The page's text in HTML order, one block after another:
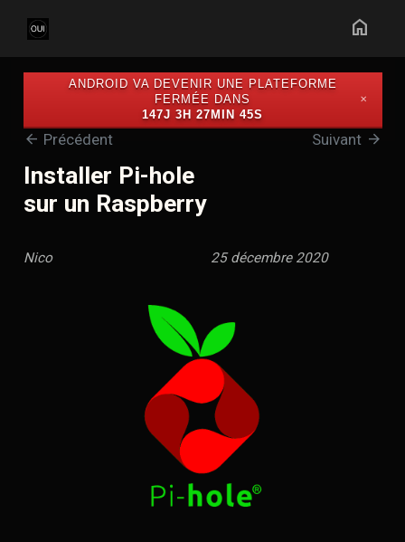
home
ANDROID VA DEVENIR UNE PLATEFORME
FERMÉE DANS
147J 3H 27MIN 45S
✕
arrow_back Précédent Suivant arrow_forward
Installer Pi-hole
sur un Raspberry
Nico 25 décembre 2020